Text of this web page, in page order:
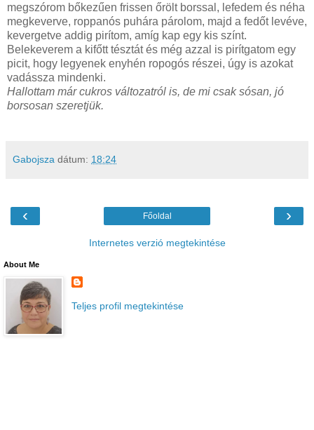
megszórom bőkezűen frissen őrölt borssal, lefedem és néha
megkeverve, roppanós puhára párolom, majd a fedőt levéve,
kevergetve addig pirítom, amíg kap egy kis színt.
Belekeverem a kifőtt tésztát és még azzal is pirítgatom egy
picit, hogy legyenek enyhén ropogós részei, úgy is azokat
vadássza mindenki.
Hallottam már cukros változatról is, de mi csak sósan, jó
borsosan szeretjük.
Gabojsza dátum: 18:24
‹ ›
Főoldal
Internetes verzió megtekintése
About Me
Teljes profil megtekintése